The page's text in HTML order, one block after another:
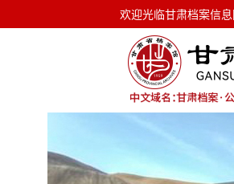
欢迎光临甘肃档案信